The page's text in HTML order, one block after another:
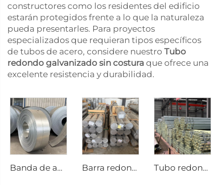
constructores como los residentes del edificio
estarán protegidos frente a lo que la naturaleza
pueda presentarles. Para proyectos
especializados que requieran tipos específicos
de tubos de acero, considere nuestro Tubo
redondo galvanizado sin costura que ofrece una
excelente resistencia y durabilidad.
Banda de acero galvanizado Barra redonda de aluminio varilla de aluminio Tubo redondo galvanizado sin costura